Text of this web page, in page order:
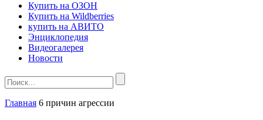
Купить на ОЗОН
Купить на Wildberries
купить на АВИТО
Энциклопедия
Видеогалерея
Новости
Главная 6 причин агрессии